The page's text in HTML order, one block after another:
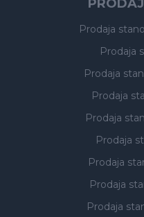
Prodaja
Prodaja
Prodaja
Prodaja
Prodaja
Prodaja
Prodaja
Prodaja
Prodaja